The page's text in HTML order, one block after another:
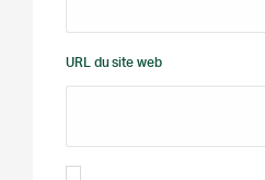
URL du site web